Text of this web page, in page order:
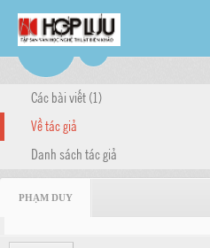
Các bài viết (1)
Về tác giả
Danh sách tác giả
PHẠM DUY